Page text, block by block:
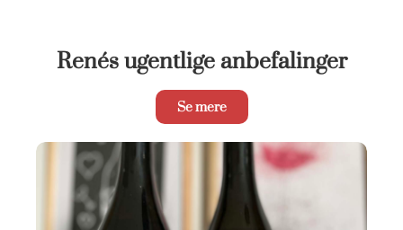
Renés ugentlige anbefalinger
Se mere